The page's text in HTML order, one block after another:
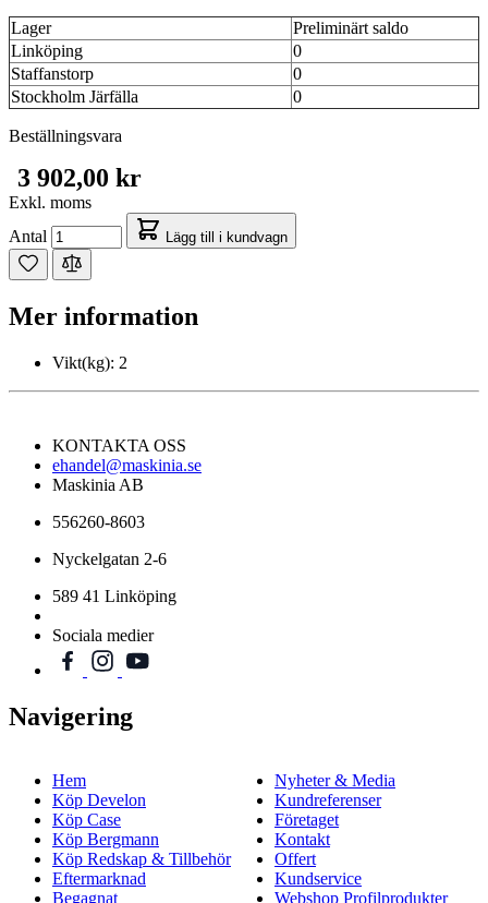
Lager
Preliminärt saldo
Linköping
0
Staffanstorp
0
Stockholm Järfälla
0
Beställningsvara
3 902,00 kr
Exkl. moms
Antal
Lägg till i kundvagn
Mer information
Vikt(kg): 2
KONTAKTA OSS
ehandel@maskinia.se
Maskinia AB
556260-8603
Nyckelgatan 2-6
589 41 Linköping
Sociala medier
Navigering
Hem
Köp Develon
Köp Case
Köp Bergmann
Köp Redskap & Tillbehör
Eftermarknad
Begagnat
Nyheter & Media
Kundreferenser
Företaget
Kontakt
Offert
Kundservice
Webshop Profilprodukter